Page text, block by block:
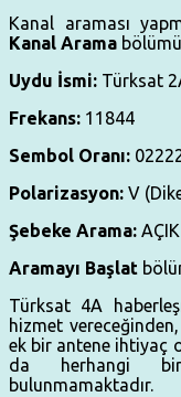
Kanal araması
Kanal Arama
Uydu İsmi: Türksat
Frekans: 11844
Sembol Oranı:
Polarizasyon: V
Şebeke Arama: AÇIK
Aramayı Başlat
Türksat 4A
hizmet
ek bir antene ihtiyaç
da herhangi bir
bulunmamaktadır.